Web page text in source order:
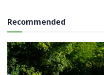
Recommended